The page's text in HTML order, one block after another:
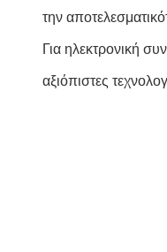
την
Για ηλεκτρονική
αξιόπιστες